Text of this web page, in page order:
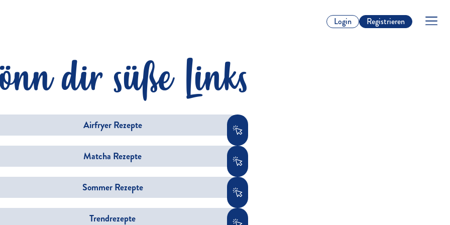
Login Registrieren
dir süße Links
Airfryer Rezepte
Matcha Rezepte
Sommer Rezepte
Trendrezepte